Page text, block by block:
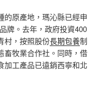
的原產地，瑪沁縣已經申
牌。去年，政府投資400
村，按照股份長期包養制
畜牧業合作社。同時，借
加工產品已遠銷西寧和北